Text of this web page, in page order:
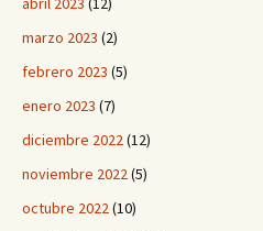
marzo 2023 (2)
febrero 2023 (5)
enero 2023 (7)
diciembre 2022(12)
noviembre 2022(5)
octubre 2022(10)